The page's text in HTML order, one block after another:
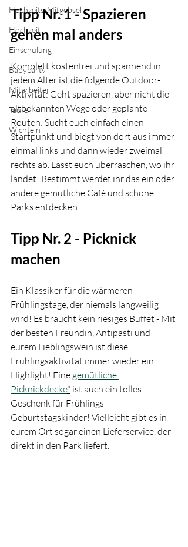
Hochzeits-Mitgebsel
Hochzeit
Einschulung
Babyparty
Mitarbeiter
Taufe
Wichteln
Tipp Nr. 1 - Spazieren
gehen mal anders
Komplett kostenfrei und spannend in
jedem Alter ist die folgende Outdoor-
Aktivität: Geht spazieren, aber nicht die
altbekannten Wege oder geplante
Routen: Sucht euch einfach einen
Startpunkt und biegt von dort aus immer
einmal links und dann wieder zweimal
rechts ab. Lasst euch überraschen, wo ihr
landet! Bestimmt werdet ihr das ein oder
andere gemütliche Café und schöne
Parks entdecken.
Tipp Nr. 2 - Picknick
machen
Ein Klassiker für die wärmeren
Frühlingstage, der niemals langweilig
wird! Es braucht kein riesiges Buffet - Mit
der besten Freundin, Antipasti und
eurem Lieblingswein ist diese
Frühlingsaktivität immer wieder ein
Highlight! Eine gemütliche
Picknickdecke* ist auch ein tolles
Geschenk für Frühlings-
Geburtstagskinder! Vielleicht gibt es in
eurem Ort sogar einen Lieferservice, der
direkt in den Park liefert.